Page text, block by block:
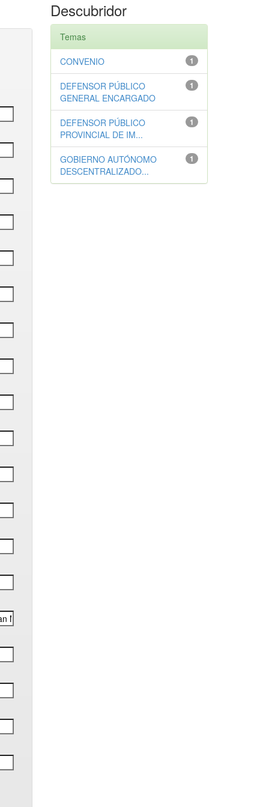
Descubridor
Temas
1
CONVENIO
1
DEFENSOR PÚBLICO
GENERAL ENCARGADO
1
DEFENSOR PÚBLICO
PROVINCIAL DE IM...
1
GOBIERNO AUTÓNOMO
DESCENTRALIZADO...